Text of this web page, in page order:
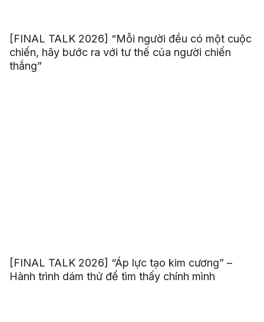
[FINAL TALK 2026] “Mỗi người đều có một cuộc
chiến, hãy bước ra với tư thế của người chiến
thắng”
[FINAL TALK 2026] “Áp lực tạo kim cương” –
Hành trình dám thử để tìm thấy chính mình